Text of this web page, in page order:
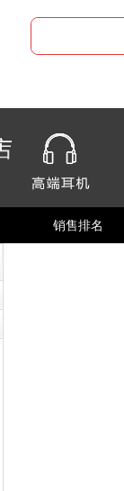
销售排名